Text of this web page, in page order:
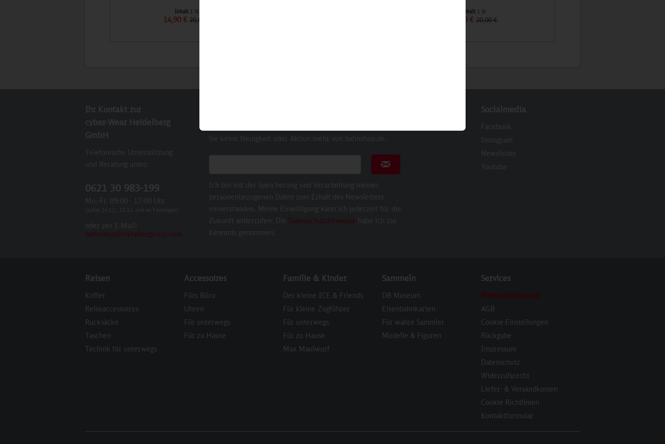
Inhalt 1 St
14,90 € 20,00 €
Inhalt 1 St
15,10 € 20,00 €
Ihr Kontakt zur
cyber-Wear Heidelberg
GmbH
Telefonische Unterstützung
und Beratung unter:
0621 30 983-199
Mo.-Fr. 09:00 - 17:00 Uhr
(außer 24.12., 31.12. und an Feiertagen)
oder per E-Mail:
bahnshop@mycybergroup.com
Sie keine Neuigkeit oder Aktion mehr von bahnshop.de.
Newsletter abonnieren
Ich bin mit der Speicherung und Verarbeitung meiner
personenbezogenen Daten zum Erhalt des Newsletters
einverstanden. Meine Einwilligung kann ich jederzeit für die
Zukunft widerrufen. Die Datenschutzhinweise habe ich zur
Kenntnis genommen.
Socialmedia
Facebook
Instagram
Newsletter
Youtube
Reisen
Koffer
Reiseaccessoires
Rucksäcke
Taschen
Technik für unterwegs
Accessoires
Fürs Büro
Uhren
Für unterwegs
Für zu Hause
Familie & Kinder
Der kleine ICE & Friends
Für kleine Zugführer
Für unterwegs
Für zu Hause
Max Maulwurf
Sammeln
DB Museum
Eisenbahnkarten
Für wahre Sammler
Modelle & Figuren
Services
Widerrufsformular
AGB
Cookie-Einstellungen
Rückgabe
Impressum
Datenschutz
Widerrufsrecht
Liefer- & Versandkosten
Cookie Richtlinien
Kontaktformular